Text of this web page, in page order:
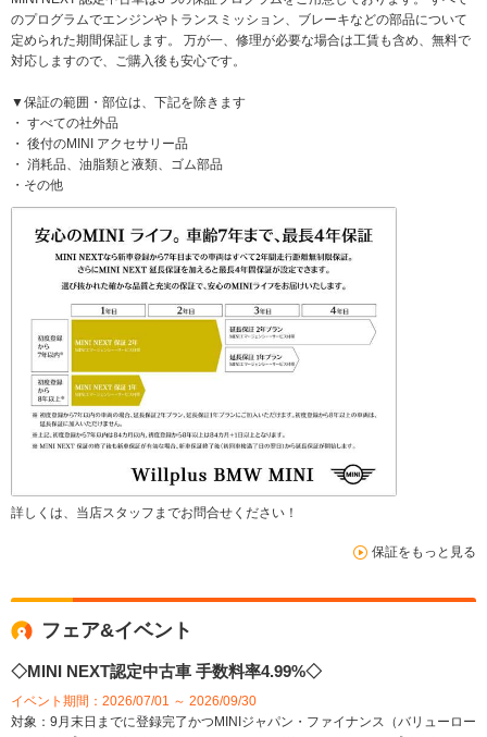
のプログラムでエンジンやトランスミッション、ブレーキなどの部品について
定められた期間保証します。 万が一、修理が必要な場合は工賃も含め、無料で
対応しますので、ご購入後も安心です。
▼保証の範囲・部位は、下記を除きます
・ すべての社外品
・ 後付のMINI アクセサリー品
・ 消耗品、油脂類と液類、ゴム部品
・その他
詳しくは、当店スタッフまでお問合せください！
保証をもっと見る
フェア&イベント
◇MINI NEXT認定中古車 手数料率4.99%◇
イベント期間：2026/07/01 ～ 2026/09/30
対象：9月末日までに登録完了かつMINIジャパン・ファイナンス（バリューロー